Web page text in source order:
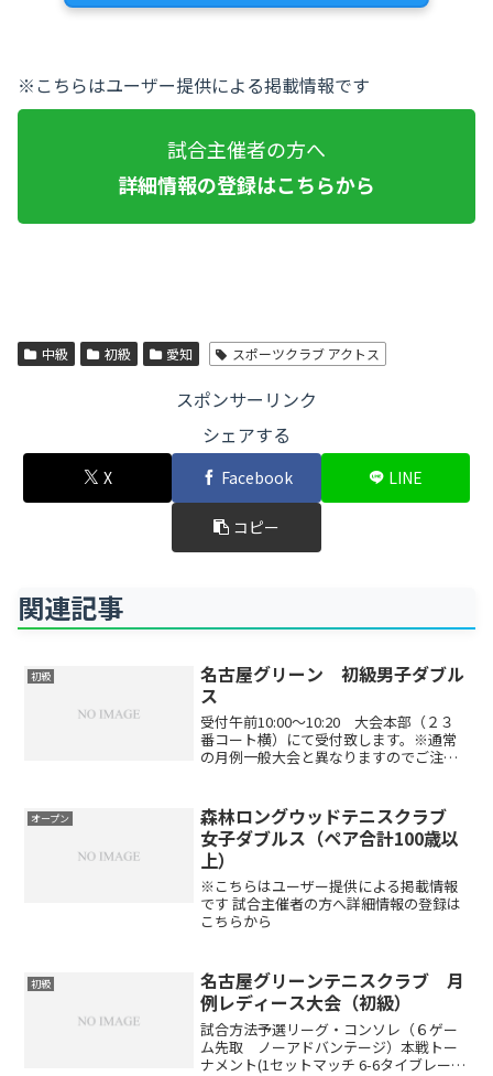
※こちらはユーザー提供による掲載情報です
試合主催者の方へ
詳細情報の登録はこちらから
中級 初級 愛知 スポーツクラブ アクトス
スポンサーリンク
シェアする
X Facebook LINE
コピー
関連記事
初級
名古屋グリーン 初級男子ダブル
ス
受付午前10:00～10:20 大会本部（２３
番コート横）にて受付致します。※通常
の月例一般大会と異なりますのでご注意
バンテージ予選リーグ後、順位別トーナ
メント※参加...
オープン
森林ロングウッドテニスクラブ
女子ダブルス（ペア合計100歳以
上）
※こちらはユーザー提供による掲載情報
です 試合主催者の方へ詳細情報の登録は
こちらから
初級
名古屋グリーンテニスクラブ 月
例レディース大会（初級）
試合方法予選リーグ・コンソレ（６ゲー
ム先取 ノーアドバンテージ）本戦トー
ナメント(1セットマッチ 6-6タイブレー